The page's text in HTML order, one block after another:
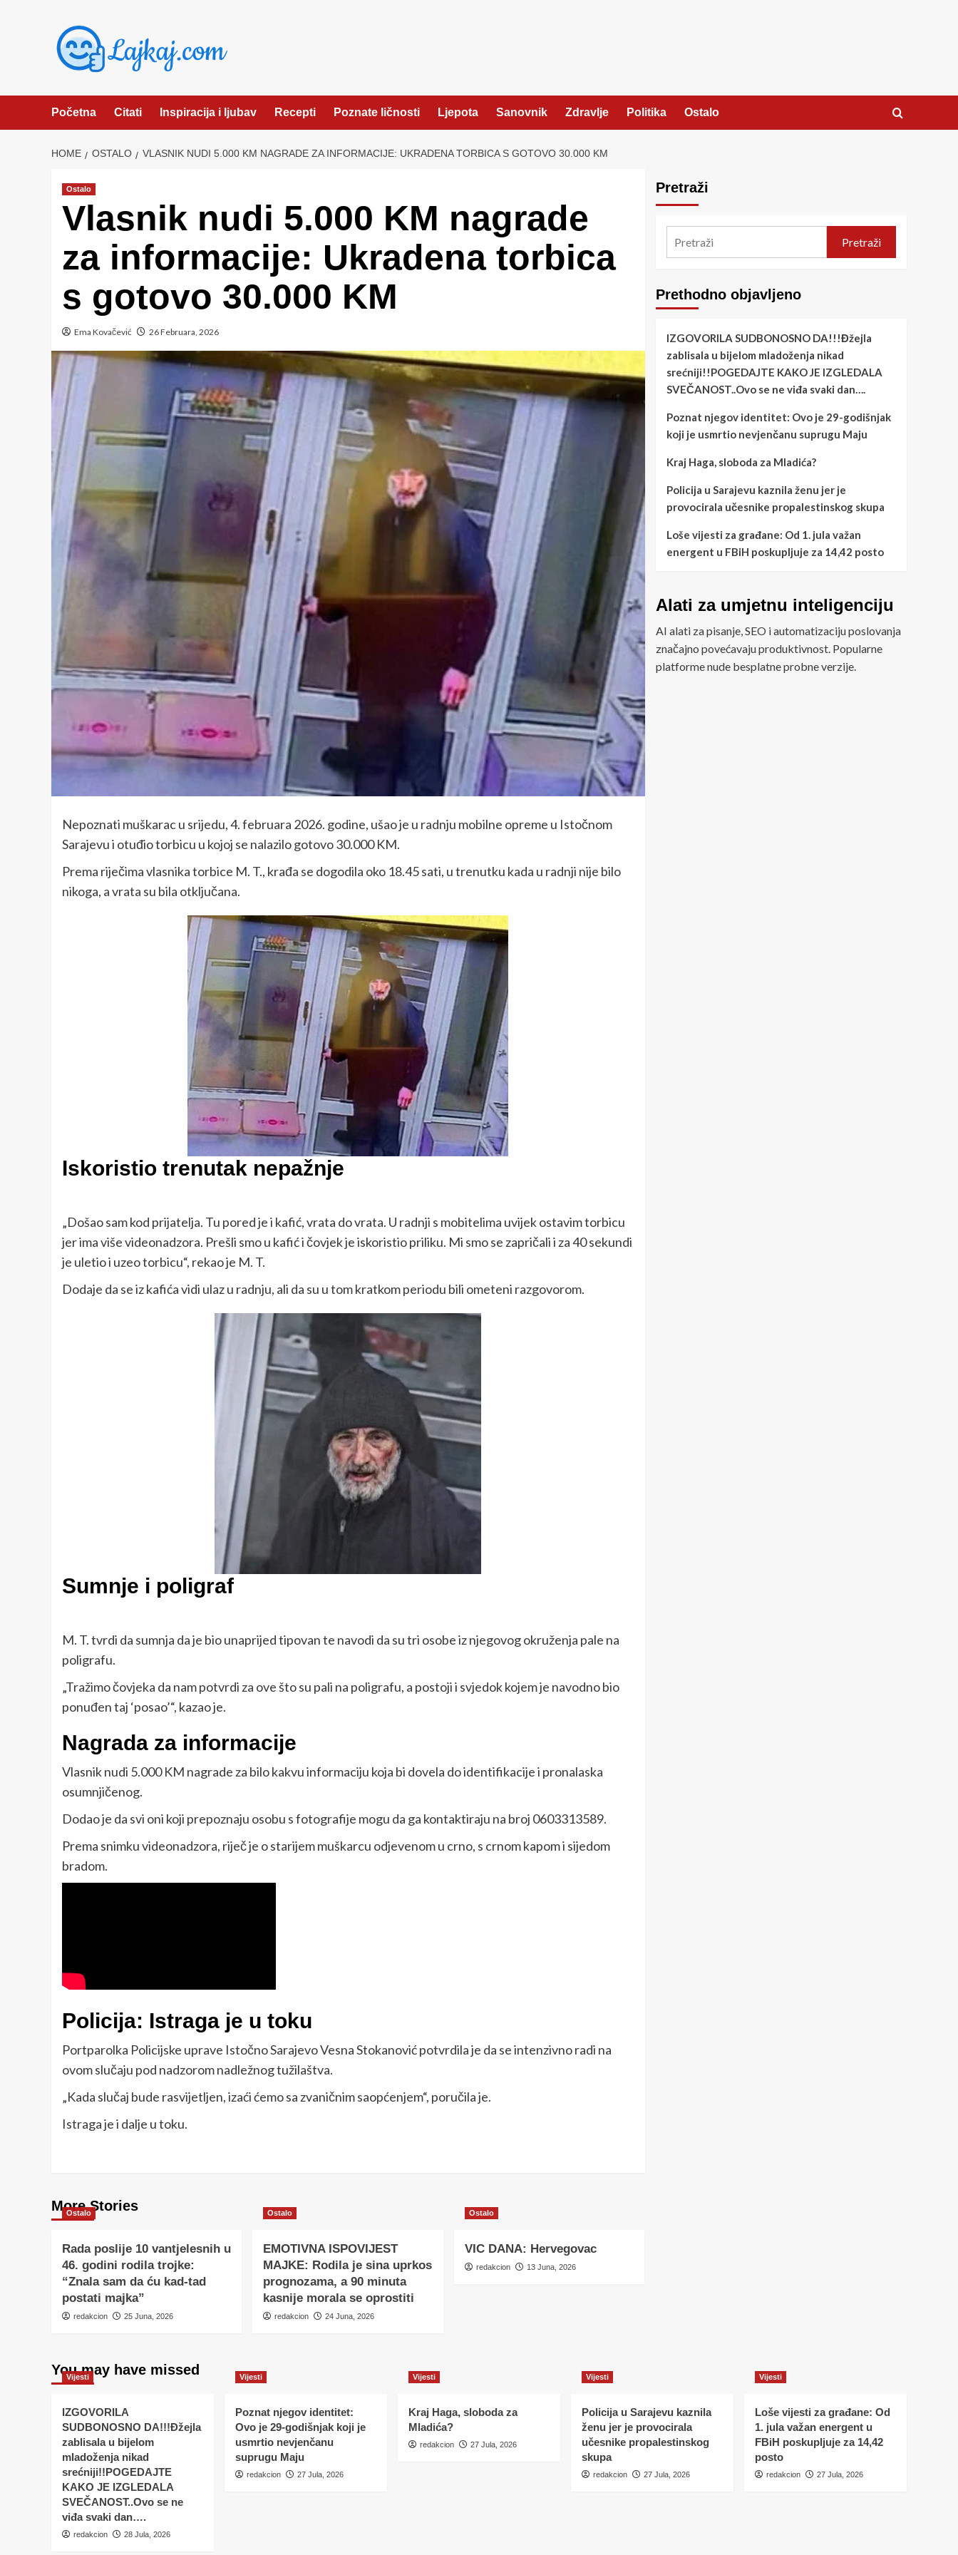
Početna Citati Inspiracija i ljubav Recepti Poznate ličnosti Ljepota Sanovnik Zdravlje Politika Ostalo
HOME OSTALO VLASNIK NUDI 5.000 KM NAGRADE ZA INFORMACIJE: UKRADENA TORBICA S GOTOVO 30.000 KM
Ostalo
Vlasnik nudi 5.000 KM nagrade
za informacije: Ukradena torbica
s gotovo 30.000 KM
Ema Kovačević 26 Februara, 2026
Nepoznati muškarac u srijedu, 4. februara 2026. godine, ušao je u radnju mobilne opreme u Istočnom
Sarajevu i otuđio torbicu u kojoj se nalazilo gotovo 30.000 KM.
Prema riječima vlasnika torbice M. T., krađa se dogodila oko 18.45 sati, u trenutku kada u radnji nije bilo
nikoga, a vrata su bila otključana.
Iskoristio trenutak nepažnje
„Došao sam kod prijatelja. Tu pored je i kafić, vrata do vrata. U radnji s mobitelima uvijek ostavim torbicu
jer ima više videonadzora. Prešli smo u kafić i čovjek je iskoristio priliku. Mi smo se zapričali i za 40 sekundi
je uletio i uzeo torbicu“, rekao je M. T.
Dodaje da se iz kafića vidi ulaz u radnju, ali da su u tom kratkom periodu bili ometeni razgovorom.
Sumnje i poligraf
M. T. tvrdi da sumnja da je bio unaprijed tipovan te navodi da su tri osobe iz njegovog okruženja pale na
poligrafu.
„Tražimo čovjeka da nam potvrdi za ove što su pali na poligrafu, a postoji i svjedok kojem je navodno bio
ponuđen taj ‘posao’“, kazao je.
Nagrada za informacije
Vlasnik nudi 5.000 KM nagrade za bilo kakvu informaciju koja bi dovela do identifikacije i pronalaska
osumnjičenog.
Dodao je da svi oni koji prepoznaju osobu s fotografije mogu da ga kontaktiraju na broj 0603313589.
Prema snimku videonadzora, riječ je o starijem muškarcu odjevenom u crno, s crnom kapom i sijedom
bradom.
Policija: Istraga je u toku
Portparolka Policijske uprave Istočno Sarajevo Vesna Stokanović potvrdila je da se intenzivno radi na
ovom slučaju pod nadzorom nadležnog tužilaštva.
„Kada slučaj bude rasvijetljen, izaći ćemo sa zvaničnim saopćenjem“, poručila je.
Istraga je i dalje u toku.
More Stories
Ostalo
Rada poslije 10 vantjelesnih u
46. godini rodila trojke:
“Znala sam da ću kad-tad
postati majka”
redakcion 25 Juna, 2026
Ostalo
EMOTIVNA ISPOVIJEST
MAJKE: Rodila je sina uprkos
prognozama, a 90 minuta
kasnije morala se oprostiti
redakcion 24 Juna, 2026
Ostalo
VIC DANA: Hervegovac
redakcion 13 Juna, 2026
Pretraži
Pretraži
Prethodno objavljeno
IZGOVORILA SUDBONOSNO DA!!!Đžejla
zablisala u bijelom mladoženja nikad
srećniji!!POGEDAJTE KAKO JE IZGLEDALA
SVEČANOST..Ovo se ne viđa svaki dan….
Poznat njegov identitet: Ovo je 29-godišnjak
koji je usmrtio nevjenčanu suprugu Maju
Kraj Haga, sloboda za Mladića?
Policija u Sarajevu kaznila ženu jer je
provocirala učesnike propalestinskog skupa
Loše vijesti za građane: Od 1. jula važan
energent u FBiH poskupljuje za 14,42 posto
Alati za umjetnu inteligenciju
AI alati za pisanje, SEO i automatizaciju poslovanja
značajno povećavaju produktivnost. Popularne
platforme nude besplatne probne verzije.
You may have missed
Vijesti
IZGOVORILA
SUDBONOSNO DA!!!Đžejla
zablisala u bijelom
mladoženja nikad
srećniji!!POGEDAJTE
KAKO JE IZGLEDALA
SVEČANOST..Ovo se ne
viđa svaki dan….
redakcion 28 Jula, 2026
Vijesti
Poznat njegov identitet:
Ovo je 29-godišnjak koji je
usmrtio nevjenčanu
suprugu Maju
redakcion 27 Jula, 2026
Vijesti
Kraj Haga, sloboda za
Mladića?
redakcion 27 Jula, 2026
Vijesti
Policija u Sarajevu kaznila
ženu jer je provocirala
učesnike propalestinskog
skupa
redakcion 27 Jula, 2026
Vijesti
Loše vijesti za građane: Od
1. jula važan energent u
FBiH poskupljuje za 14,42
posto
redakcion 27 Jula, 2026